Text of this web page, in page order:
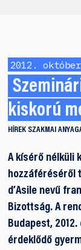
2012.
kiskorú
HÍREK SZAKMAI
A kísérő nélküli
hozzáféréséről
d’Asile nevű
Bizottság. A
Budapest,
érdeklődő